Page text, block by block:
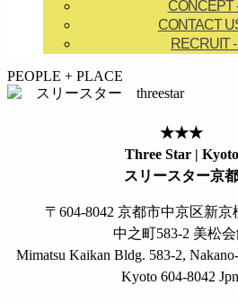
CONCEPT
CONTACT
RECRUIT-
займ на карту онлайн без отказа
PEOPLE + PLACE
★★★
Three Star | Kyoto
スリースター京都
〒604-8042 京都市中京区新
中之町583-2 美松
Mimatsu Kaikan Bldg. 583-2,
Kyoto 604-8042